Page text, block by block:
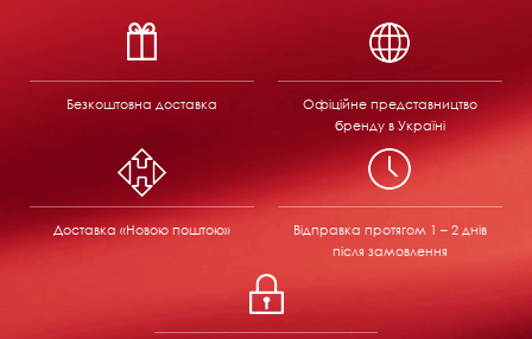
Безкоштовна доставка
Офіційне представництво
бренду в Україні
Доставка «Новою поштою» Відправка протягом 1 – 2 днів
після замовлення